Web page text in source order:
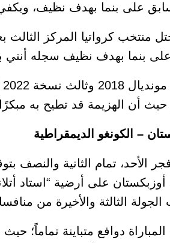
على بنما بهدف نظيف، ويكفي
بنما بهدف نظيف سجله أنتي
حيث أن الهزيمة قد تطيح به
– الكونغو الديمقراطية
الأحد، تمام الثانية والنصف
على أرضية “استاد
الثالثة والأخيرة من
دوافع متباينة تماماً؛